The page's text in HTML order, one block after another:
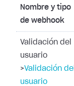
Nombre y tipo
de webhook
Validación del
usuario
>Validación del
usuario